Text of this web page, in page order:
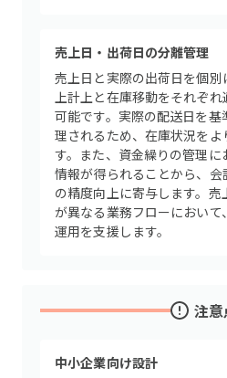
売上日・出荷日の分離管理
売上日と実際の出荷日を個
上計上と在庫移動をそれぞ
可能です。実際の配送日を
理されるため、在庫状況をよ
す。また、資金繰りの管理に
情報が得られることから、
の精度向上に寄与します。
が異なる業務フローにおい
運用を支援します。
注
中小企業向け設計